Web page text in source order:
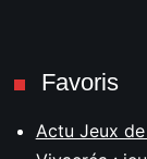
Favoris
Actu Jeux